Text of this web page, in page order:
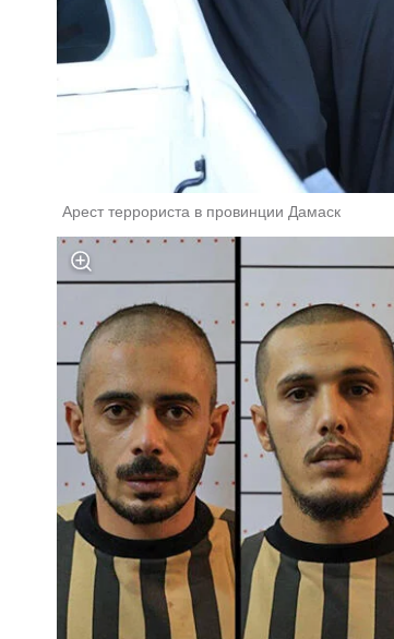
Арест террориста в провинции Дамаск